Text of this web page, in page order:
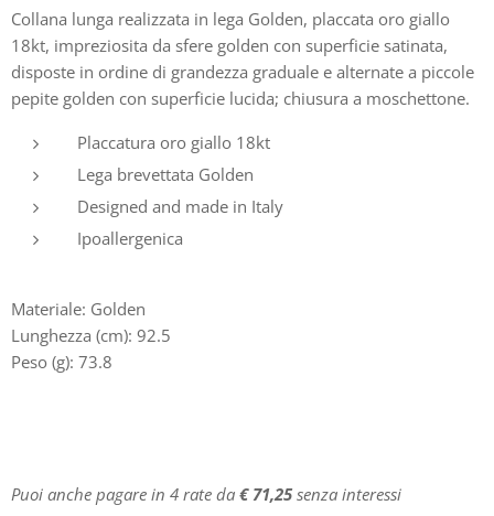
Collana lunga realizzata in lega Golden, placcata oro giallo
18kt, impreziosita da sfere golden con superficie satinata,
disposte in ordine di grandezza graduale e alternate a piccole
pepite golden con superficie lucida; chiusura a moschettone.
Placcatura oro giallo 18kt
Lega brevettata Golden
Designed and made in Italy
Ipoallergenica
Materiale: Golden
Lunghezza (cm): 92.5
Peso (g): 73.8
Puoi anche pagare in 4 rate da € 71,25senza interessi